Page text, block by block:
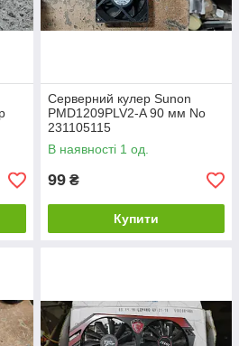
Серверний кулер Sunon
PMD1209PLV2-A 90 мм No
231105115
В наявності 1 од.
99 ₴
Купити